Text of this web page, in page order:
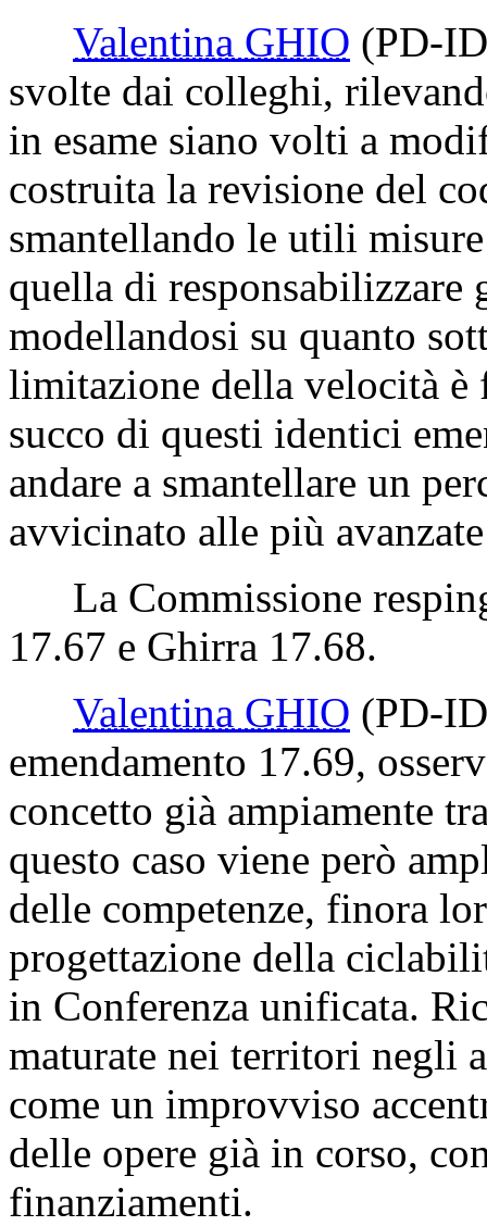
Valentina GHIO (PD-
svolte dai colleghi,
in esame siano volti a
costruita la revisione del
smantellando le utili
quella di
modellandosi su quanto
limitazione della velocità
succo di questi identici
andare a smantellare un
avvicinato alle più
La Commissione
17.67 e Ghirra 17.68.
Valentina GHIO (PD-
emendamento 17.69,
concetto già ampiamente
questo caso viene però
delle competenze, finora
progettazione della
in Conferenza unificata.
maturate nei territori negli
come un improvviso
delle opere già in corso,
finanziamenti.